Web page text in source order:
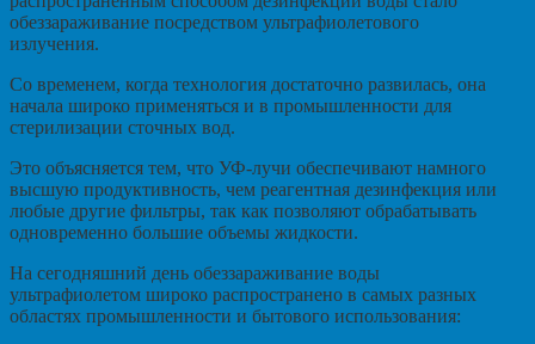
обеззараживание посредством ультрафиолетового
излучения.
Со временем, когда технология достаточно развилась, она
начала широко применяться и в промышленности для
стерилизации сточных вод.
Это объясняется тем, что УФ-лучи обеспечивают намного
высшую продуктивность, чем реагентная дезинфекция или
любые другие фильтры, так как позволяют обрабатывать
одновременно большие объемы жидкости.
На сегодняшний день обеззараживание воды
ультрафиолетом широко распространено в самых разных
областях промышленности и бытового использования: